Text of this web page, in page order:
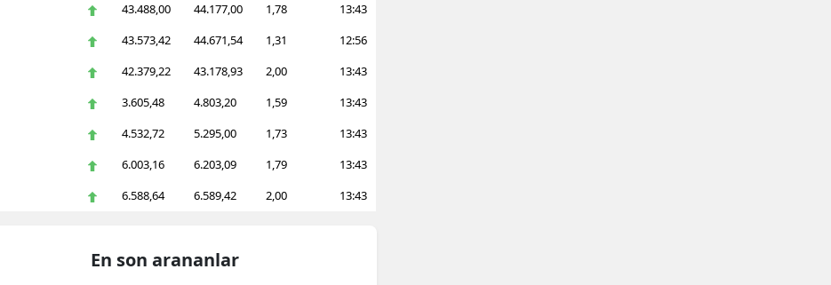
43.488,00 44.177,00 1,78
13:43
43.573,42 44.671,54 1,31
12:56
42.379,22 43.178,93 2,00
13:43
3.605,48 4.803,20 1,59
13:43
4.532,72 5.295,00 1,73
13:43
6.003,16 6.203,09 1,79
13:43
6.588,64 6.589,42 2,00 13:43
En son arananlar